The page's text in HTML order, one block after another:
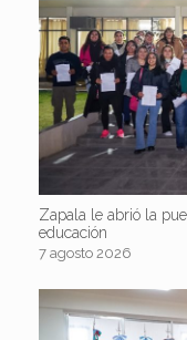
Zapala le abrió la
educación
7 agosto 2026